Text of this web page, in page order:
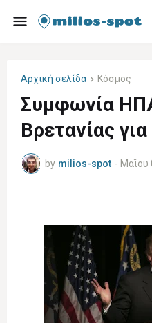
Αρχική σελίδα Κόσμος
Συμφωνία
Βρετανίας
by milios-spot - Μαΐου